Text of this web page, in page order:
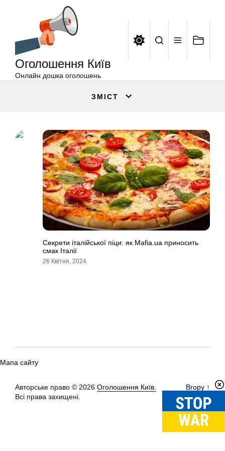
Оголошення Київ
Онлайн дошка оголошень
ЗМІСТ
Секрети італійської піци: як Mafia.ua приносить
смак Італії
26 Квітня, 2024
Мапа сайту
Авторське право © 2026 Оголошення Київ.
Всі права захищені.
Вгору ↑